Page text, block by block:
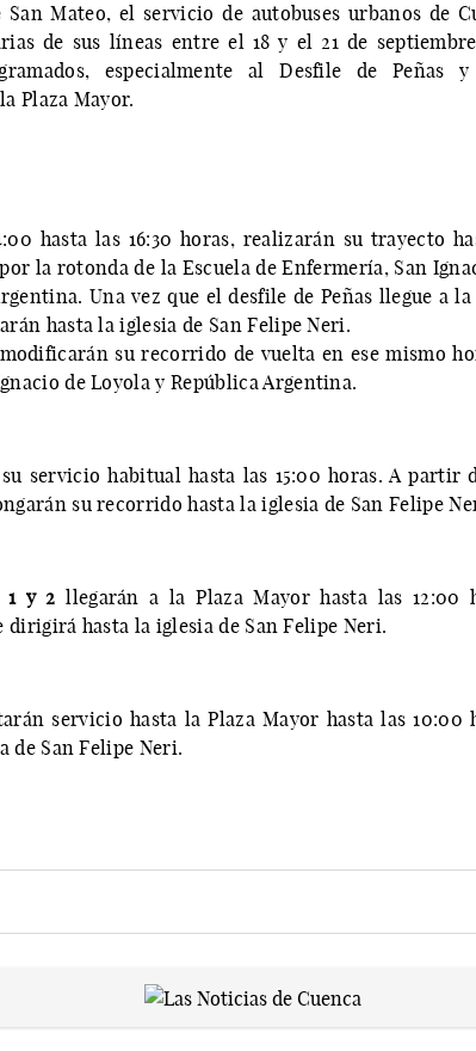
Mateo, el servicio de autobuses urbanos de
de sus líneas entre el 18 y el 21 de
especialmente al Desfile de Peñas
Plaza Mayor.
hasta las 16:30 horas, realizarán su trayecto
la rotonda de la Escuela de Enfermería, San
Una vez que el desfile de Peñas llegue a la
hasta la iglesia de San Felipe Neri.
modificarán su recorrido de vuelta en ese mismo
de Loyola y República Argentina.
servicio habitual hasta las 15:00 horas. A partir
su recorrido hasta la iglesia de San Felipe
1 y 2llegarán a la Plaza Mayor hasta las 12:00
hasta la iglesia de San Felipe Neri.
servicio hasta la Plaza Mayor hasta las 10:00
de San Felipe Neri.